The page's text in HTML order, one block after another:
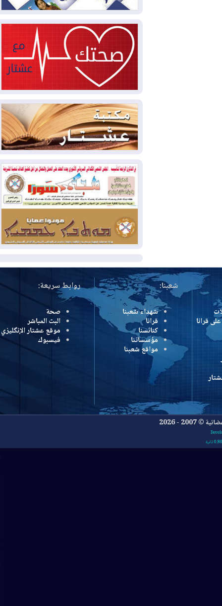
2026-08-03كوبا تغرق في الظلام مجددا
2026-08-03
أوامر بإجلاء 60 ألف شخص
بسبب الحرائق في ولاية واشنطن
2026-08-02
مشروع "حسابي" يُمهل
الموظفين حتى نهاية أغسطس لاستلام
بطاقاتهم المصرفية
2026-08-02دمشق وعمّان تحذران بغداد:
أي هجوم من أراضي العراق سيواجه برد
2026-08-02ترامب: الولايات المتحدة
وإسرائيل تعلقان شن ضربات على إيران
2026-08-01
تقرير: الولايات المتحدة تسحب
منظومة باتريوت الدفاعية من أربيل
2026-08-01
النفط: اتفاقية ثلاثية لاستئناف
التصدير عبر جيهان بطاقة 750 ألف برميل
يومياً
المزيد
شعبنا:
شهداء شعبنا
قرانا
كنائسنا
مؤسساتنا
مواقع شعبنا
روابط سريعة:
صحة
البث المباشر
موقع عشتار الإنگليزي
فيسبوك
2026